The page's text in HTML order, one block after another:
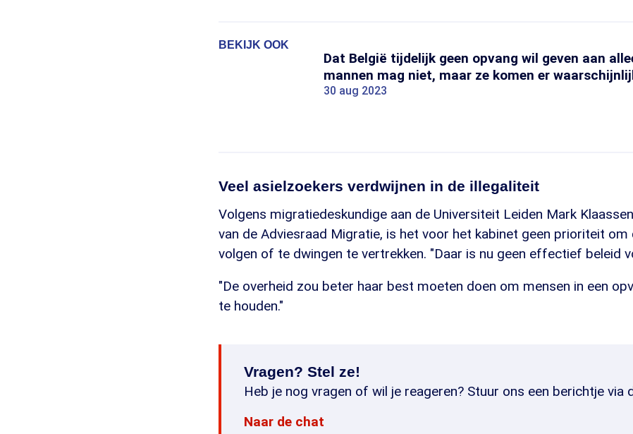
BEKIJK OOK
Dat België tijdelijk geen opvang wil geven aan
mannen mag niet, maar ze komen er
30 aug 2023
Veel asielzoekers verdwijnen in de illegaliteit
Volgens migratiedeskundige aan de Universiteit Leiden Mark
van de Adviesraad Migratie, is het voor het kabinet geen prioriteit
volgen of te dwingen te vertrekken. "Daar is nu geen effectief beleid
"De overheid zou beter haar best moeten doen om mensen in een
te houden."
Vragen? Stel ze!
Heb je nog vragen of wil je reageren? Stuur ons een berichtje via
Naar de chat